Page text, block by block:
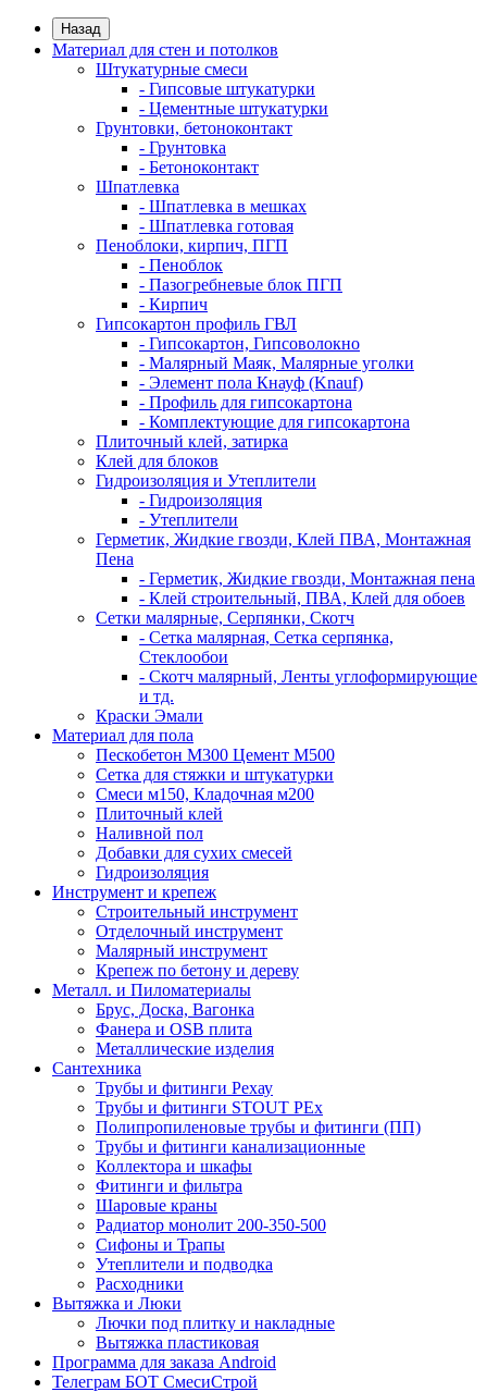
Назад
Материал для стен и потолков
Штукатурные смеси
- Гипсовые штукатурки
- Цементные штукатурки
Грунтовки, бетоноконтакт
- Грунтовка
- Бетоноконтакт
Шпатлевка
- Шпатлевка в мешках
- Шпатлевка готовая
Пеноблоки, кирпич, ПГП
- Пеноблок
- Пазогребневые блок ПГП
- Кирпич
Гипсокартон профиль ГВЛ
- Гипсокартон, Гипсоволокно
- Малярный Маяк, Малярные уголки
- Элемент пола Кнауф (Knauf)
- Профиль для гипсокартона
- Комплектующие для гипсокартона
Плиточный клей, затирка
Клей для блоков
Гидроизоляция и Утеплители
- Гидроизоляция
- Утеплители
Герметик, Жидкие гвозди, Клей ПВА, Монтажная
Пена
- Герметик, Жидкие гвозди, Монтажная пена
- Клей строительный, ПВА, Клей для обоев
Сетки малярные, Серпянки, Скотч
- Сетка малярная, Сетка серпянка,
Стеклообои
- Скотч малярный, Ленты углоформирующие
и тд.
Краски Эмали
Материал для пола
Пескобетон М300 Цемент М500
Сетка для стяжки и штукатурки
Смеси м150, Кладочная м200
Плиточный клей
Наливной пол
Добавки для сухих смесей
Гидроизоляция
Инструмент и крепеж
Строительный инструмент
Отделочный инструмент
Малярный инструмент
Крепеж по бетону и дереву
Металл. и Пиломатериалы
Брус, Доска, Вагонка
Фанера и OSB плита
Металлические изделия
Сантехника
Трубы и фитинги Рехау
Трубы и фитинги STOUT PEx
Полипропиленовые трубы и фитинги (ПП)
Трубы и фитинги канализационные
Коллектора и шкафы
Фитинги и фильтра
Шаровые краны
Радиатор монолит 200-350-500
Сифоны и Трапы
Утеплители и подводка
Расходники
Вытяжка и Люки
Лючки под плитку и накладные
Вытяжка пластиковая
Программа для заказа Android
Телеграм БОТ СмесиСтрой